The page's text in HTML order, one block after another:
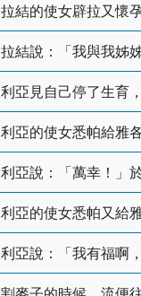
拉結的使女辟拉又懷
拉結說：「我與我姊
利亞見自己停了生育
利亞的使女悉帕給雅
利亞說：「萬幸！」
利亞的使女悉帕又給
利亞說：「我有福啊